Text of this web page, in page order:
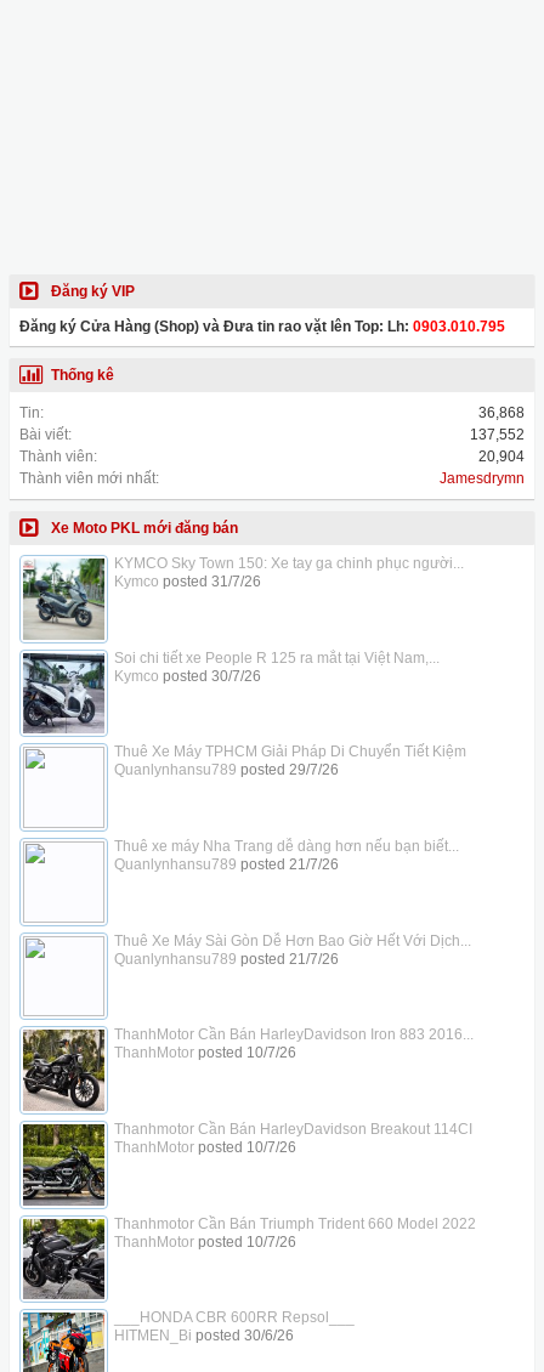
Đăng ký VIP
Đăng ký Cửa Hàng (Shop) và Đưa tin rao vặt lên Top: Lh: 0903.010.795
Thống kê
Tin:
36,868
Bài viết:
137,552
Thành viên:
20,904
Thành viên mới nhất:
Jamesdrymn
Xe Moto PKL mới đăng bán
KYMCO Sky Town 150: Xe tay ga chinh phục người...
Kymco posted 31/7/26
Soi chi tiết xe People R 125 ra mắt tại Việt Nam,...
Kymco posted 30/7/26
Thuê Xe Máy TPHCM Giải Pháp Di Chuyển Tiết Kiệm
Quanlynhansu789 posted 29/7/26
Thuê xe máy Nha Trang dễ dàng hơn nếu bạn biết...
Quanlynhansu789 posted 21/7/26
Thuê Xe Máy Sài Gòn Dễ Hơn Bao Giờ Hết Với Dịch...
Quanlynhansu789 posted 21/7/26
ThanhMotor Cần Bán HarleyDavidson Iron 883 2016...
ThanhMotorposted 10/7/26
Thanhmotor Cần Bán HarleyDavidson Breakout 114CI
ThanhMotorposted 10/7/26
Thanhmotor Cần Bán Triumph Trident 660 Model 2022
ThanhMotorposted 10/7/26
___HONDA CBR 600RR Repsol___
HITMEN_Bi posted 30/6/26